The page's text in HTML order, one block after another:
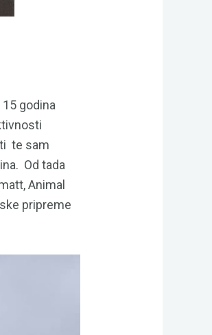
godina
te sam
Od tada
Animal
pripreme